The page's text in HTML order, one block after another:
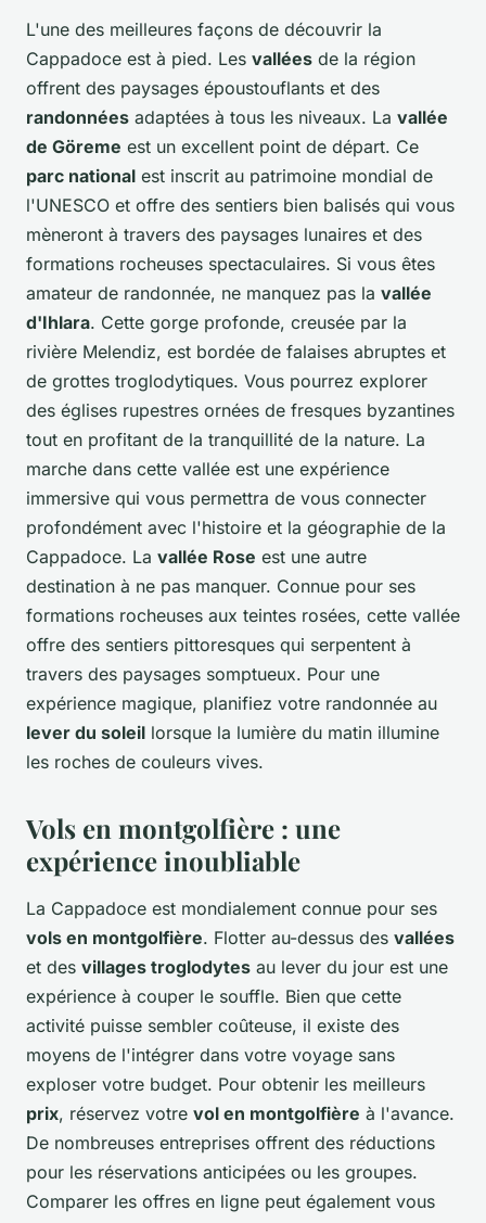
L'une des meilleures façons de découvrir la
Cappadoce est à pied. Les vallées de la région
offrent des paysages époustouflants et des
randonnées adaptées à tous les niveaux. La vallée
de Göreme est un excellent point de départ. Ce
parc national est inscrit au patrimoine mondial de
l'UNESCO et offre des sentiers bien balisés qui vous
mèneront à travers des paysages lunaires et des
formations rocheuses spectaculaires. Si vous êtes
amateur de randonnée, ne manquez pas la vallée
d'Ihlara. Cette gorge profonde, creusée par la
rivière Melendiz, est bordée de falaises abruptes et
de grottes troglodytiques. Vous pourrez explorer
des églises rupestres ornées de fresques byzantines
tout en profitant de la tranquillité de la nature. La
marche dans cette vallée est une expérience
immersive qui vous permettra de vous connecter
profondément avec l'histoire et la géographie de la
Cappadoce. La vallée Rose est une autre
destination à ne pas manquer. Connue pour ses
formations rocheuses aux teintes rosées, cette vallée
offre des sentiers pittoresques qui serpentent à
travers des paysages somptueux. Pour une
expérience magique, planifiez votre randonnée au
lever du soleil lorsque la lumière du matin illumine
les roches de couleurs vives.
Vols en montgolfière : une
expérience inoubliable
La Cappadoce est mondialement connue pour ses
vols en montgolfière. Flotter au-dessus des vallées
et des villages troglodytes au lever du jour est une
expérience à couper le souffle. Bien que cette
activité puisse sembler coûteuse, il existe des
moyens de l'intégrer dans votre voyage sans
exploser votre budget. Pour obtenir les meilleurs
prix, réservez votre vol en montgolfière à l'avance.
De nombreuses entreprises offrent des réductions
pour les réservations anticipées ou les groupes.
Comparer les offres en ligne peut également vous